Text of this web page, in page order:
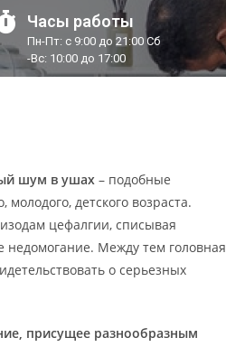
Часы работы
Пн-Пт: с 9:00 до 21:00 Сб
-Вс: 10:00 до 17:00
шум в ушах – подобные
детского возраста.
цефалгии, списывая
недомогание. Между тем головная
о серьезных
присущее разнообразным